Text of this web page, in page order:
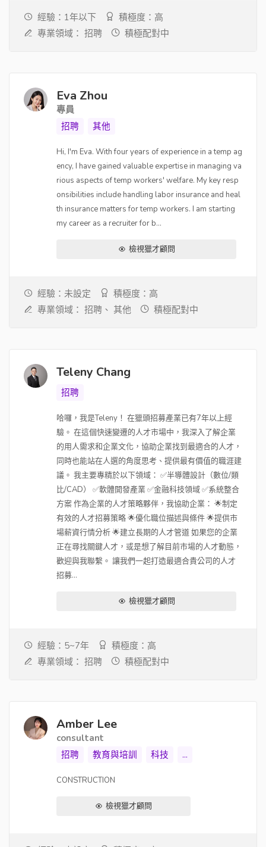
經驗：1年以下
積極度：高
專業領域： 招聘 積極配對中
Eva Zhou
專員
招聘
其他
Hi, I'm Eva. With four years of experience in a temp ag
ency, I have gained valuable expertise in managing va
rious aspects of temp workers' welfare. My key resp
onsibilities include handling labor insurance and heal
th insurance matters for temp workers. I am starting
my career as a recruiter for b...
檢視獵才顧問
經驗：未設定
積極度：高
專業領域： 招聘、 其他 積極配對中
Teleny Chang
招聘
哈囉，我是Teleny！ 在獵頭招募產業已有7年以上經
驗。 在這個快速變遷的人才市場中，我深入了解企業
的用人需求和企業文化，協助企業找到最適合的人才，
同時也能站在人選的角度思考、提供最有價值的職涯建
議。 我主要專精於以下領域： ✅半導體設計（數位/類
比/CAD） ✅軟體開發產業 ✅金融科技領域 ✅系統整合
方案 作為企業的人才策略夥伴，我協助企業： 🌟制定
有效的人才招募策略 🌟優化職位描述與條件 🌟提供市
場薪資行情分析 🌟建立長期的人才管道 如果您的企業
正在尋找關鍵人才，或是想了解目前市場的人才動態，
歡迎與我聯繫。 讓我們一起打造最適合貴公司的人才
招募...
檢視獵才顧問
經驗：5~7年
積極度：高
專業領域： 招聘 積極配對中
Amber Lee
consultant
招聘
教育與培訓 科技 ...
CONSTRUCTION
檢視獵才顧問